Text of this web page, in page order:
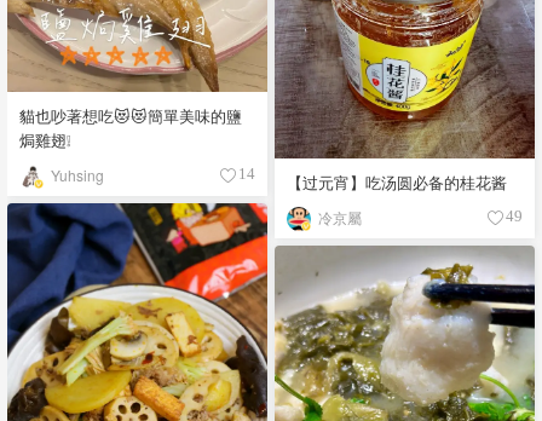
貓也吵著想吃😻😻簡單美味的鹽
焗雞翅❕
Yuhsing 14 【过元宵】吃汤圆必备的桂花酱
冷京屬 49